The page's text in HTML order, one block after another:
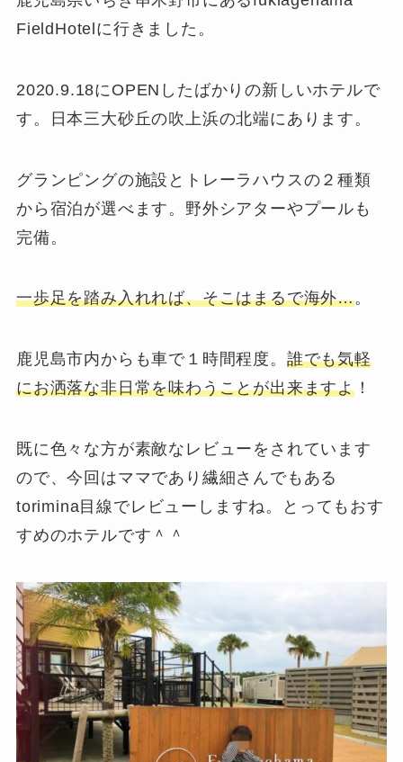
FieldHotelに行きました。
2020.9.18にOPENしたばかりの新しいホテルで
す。日本三大砂丘の吹上浜の北端にあります。
グランピングの施設とトレーラハウスの２種類
から宿泊が選べます。野外シアターやプールも
完備。
一歩足を踏み入れれば、そこはまるで海外…。
鹿児島市内からも車で１時間程度。 誰でも気軽
にお洒落な非日常を味わうことが出来ますよ ！
既に色々な方が素敵なレビューをされています
ので、今回はママであり繊細さんでもある
torimina目線でレビューしますね。とってもおす
すめのホテルです＾＾